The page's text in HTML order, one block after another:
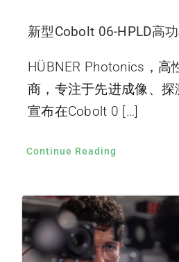
新型Cobolt 06-HPLD高
HÜBNER Photonics，高
商，专注于先进成像、
宣布在Cobolt 0 […]
Continue Reading